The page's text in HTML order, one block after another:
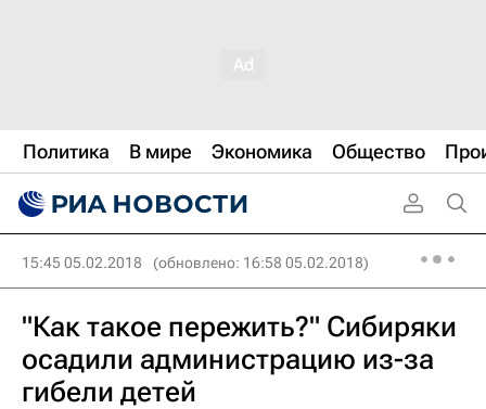
Политика В мире Экономика Общество
15:45 05.02.2018 (обновлено: 16:58 05.02.2018)
"Как такое пережить?" Сибиряки
осадили администрацию из-за
гибели детей